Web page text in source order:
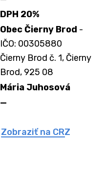
DPH 20%
Obec Čierny Brod -
IČO: 00305880
Čierny Brod č. 1, Čierny
Brod, 925 08
Mária Juhosová
—
Zobraziť na CRZ